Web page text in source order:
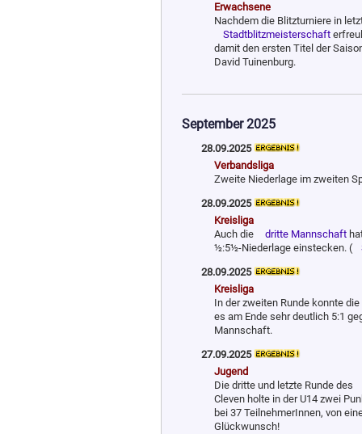
Erwachsene
Nachdem die Blitzturniere in
Stadtblitzmeisterschaft
damit den ersten Titel der
David Tuinenburg.
September 2025
28.09.2025
Verbandsliga
Zweite Niederlage im zweiten
28.09.2025
Kreisliga
Auch die
dritte Mannschaft
½:5½-Niederlage einstecken. (
28.09.2025
Kreisliga
In der zweiten Runde konnte die
es am Ende sehr deutlich 5:1
Mannschaft.
27.09.2025
Jugend
Die dritte und letzte Runde des
Cleven holte in der U14 zwei
bei 37 TeilnehmerInnen, von
Glückwunsch!